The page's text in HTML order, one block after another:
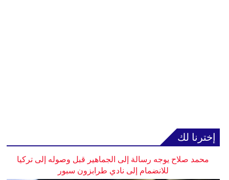
إخترنا لك
محمد صلاح يوجه رسالة إلى الجماهير قبل وصوله إلى تركيا
للانضمام إلى نادي طرابزون سبور